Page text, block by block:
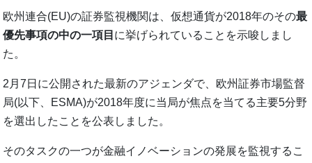
欧州連合(EU)の証券監視機関は、仮想通貨が2018年のその最
優先事項の中の一項目 に挙げられていることを示唆しまし
た。
2月7日に公開された最新のアジェンダで、欧州証券市場監督
局(以下、ESMA)が2018年度に当局が焦点を当てる主要5分野
を選出したことを公表しました。
そのタスクの一つが金融イノベーションの発展を監視するこ